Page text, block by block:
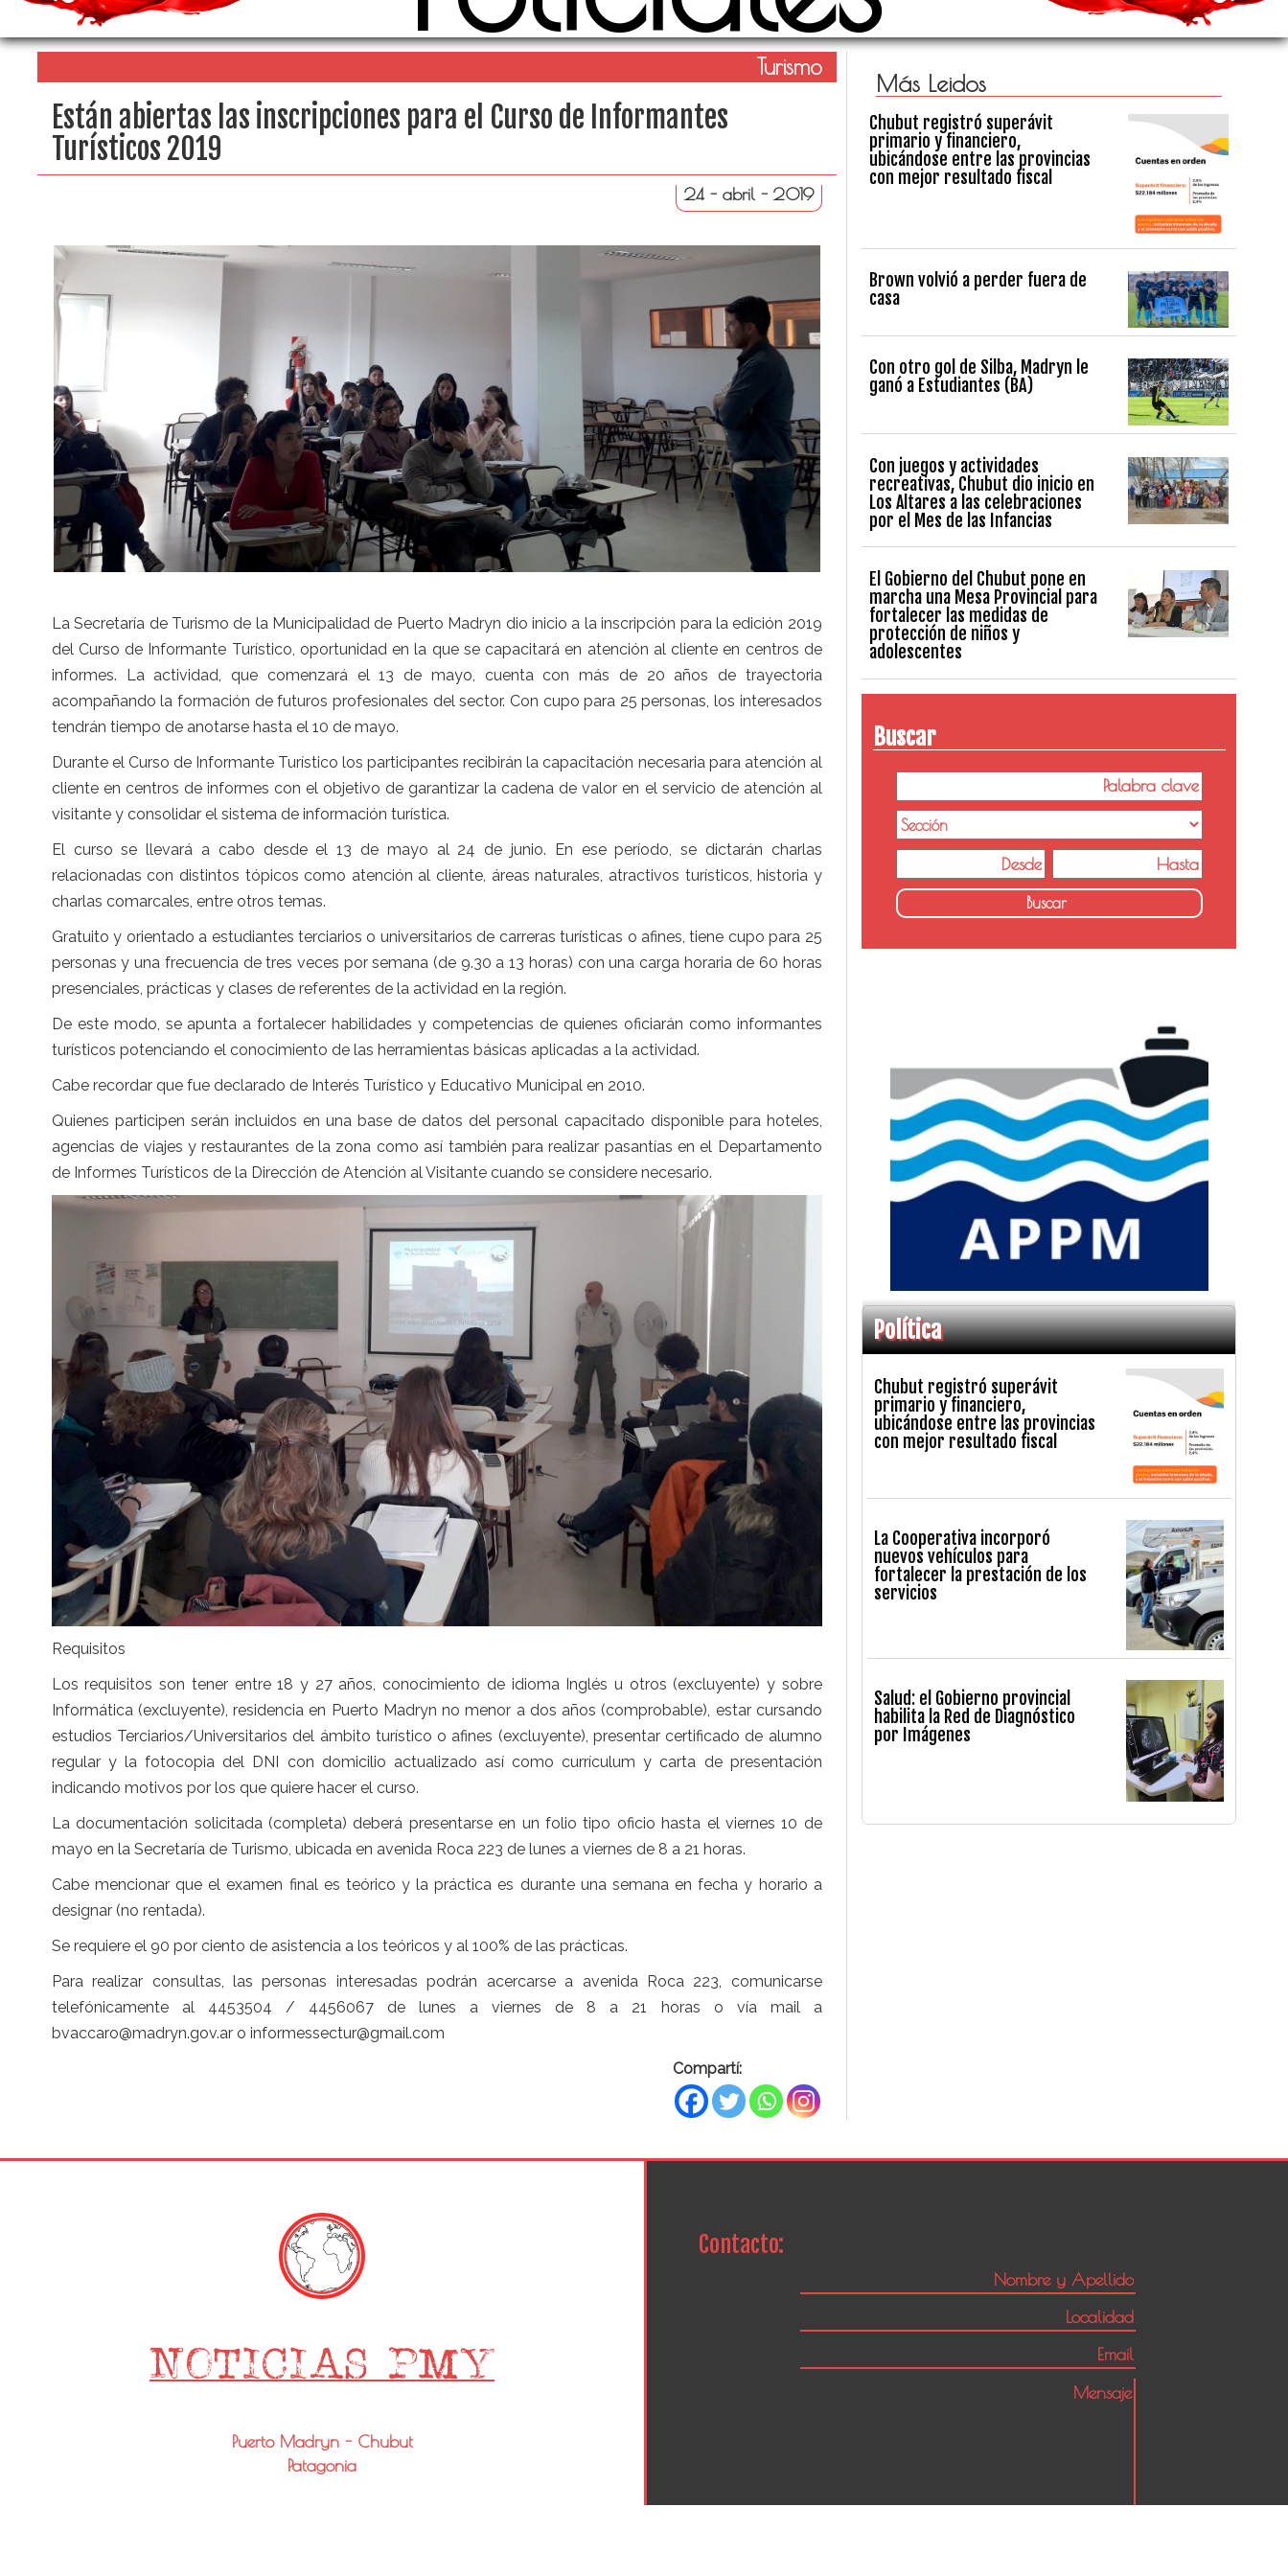
Turismo
Están abiertas las inscripciones para el Curso de Informantes
Turísticos 2019
24 - abril - 2019
La Secretaría de Turismo de la Municipalidad de Puerto Madryn dio inicio a la inscripción para la edición 2019
del Curso de Informante Turístico, oportunidad en la que se capacitará en atención al cliente en centros de
informes. La actividad, que comenzará el 13 de mayo, cuenta con más de 20 años de trayectoria
acompañando la formación de futuros profesionales del sector. Con cupo para 25 personas, los interesados
tendrán tiempo de anotarse hasta el 10 de mayo.
Durante el Curso de Informante Turístico los participantes recibirán la capacitación necesaria para atención al
cliente en centros de informes con el objetivo de garantizar la cadena de valor en el servicio de atención al
visitante y consolidar el sistema de información turística.
El curso se llevará a cabo desde el 13 de mayo al 24 de junio. En ese período, se dictarán charlas
relacionadas con distintos tópicos como atención al cliente, áreas naturales, atractivos turísticos, historia y
charlas comarcales, entre otros temas.
Gratuito y orientado a estudiantes terciarios o universitarios de carreras turísticas o afines, tiene cupo para 25
personas y una frecuencia de tres veces por semana (de 9.30 a 13 horas) con una carga horaria de 60 horas
presenciales, prácticas y clases de referentes de la actividad en la región.
De este modo, se apunta a fortalecer habilidades y competencias de quienes oficiarán como informantes
turísticos potenciando el conocimiento de las herramientas básicas aplicadas a la actividad.
Cabe recordar que fue declarado de Interés Turístico y Educativo Municipal en 2010.
Quienes participen serán incluidos en una base de datos del personal capacitado disponible para hoteles,
agencias de viajes y restaurantes de la zona como así también para realizar pasantías en el Departamento
de Informes Turísticos de la Dirección de Atención al Visitante cuando se considere necesario.
Requisitos
Los requisitos son tener entre 18 y 27 años, conocimiento de idioma Inglés u otros (excluyente) y sobre
Informática (excluyente), residencia en Puerto Madryn no menor a dos años (comprobable), estar cursando
estudios Terciarios/Universitarios del ámbito turístico o afines (excluyente), presentar certificado de alumno
regular y la fotocopia del DNI con domicilio actualizado así como currículum y carta de presentación
indicando motivos por los que quiere hacer el curso.
La documentación solicitada (completa) deberá presentarse en un folio tipo oficio hasta el viernes 10 de
mayo en la Secretaría de Turismo, ubicada en avenida Roca 223 de lunes a viernes de 8 a 21 horas.
Cabe mencionar que el examen final es teórico y la práctica es durante una semana en fecha y horario a
designar (no rentada).
Se requiere el 90 por ciento de asistencia a los teóricos y al 100% de las prácticas.
Para realizar consultas, las personas interesadas podrán acercarse a avenida Roca 223, comunicarse
telefónicamente al 4453504 / 4456067 de lunes a viernes de 8 a 21 horas o vía mail a
bvaccaro@madryn.gov.ar o informessectur@gmail.com
Compartí:
Más Leidos
Chubut registró superávit
primario y financiero,
ubicándose entre las provincias
con mejor resultado fiscal
Brown volvió a perder fuera de
casa
Con otro gol de Silba, Madryn le
ganó a Estudiantes (BA)
Con juegos y actividades
recreativas, Chubut dio inicio en
Los Altares a las celebraciones
por el Mes de las Infancias
El Gobierno del Chubut pone en
marcha una Mesa Provincial para
fortalecer las medidas de
protección de niños y
adolescentes
Buscar
Política
Chubut registró superávit
primario y financiero,
ubicándose entre las provincias
con mejor resultado fiscal
La Cooperativa incorporó
nuevos vehículos para
fortalecer la prestación de los
servicios
Salud: el Gobierno provincial
habilita la Red de Diagnóstico
por Imágenes
Puerto Madryn - Chubut
Patagonia
Contacto: